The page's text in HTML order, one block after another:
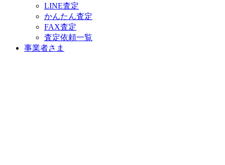
LINE査定
かんたん査定
FAX査定
査定依頼一覧
事業者さま